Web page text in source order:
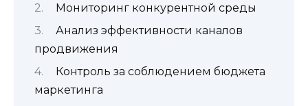
Мониторинг конкурентной среды
Анализ эффективности каналов
продвижения
Контроль за соблюдением бюджета
маркетинга